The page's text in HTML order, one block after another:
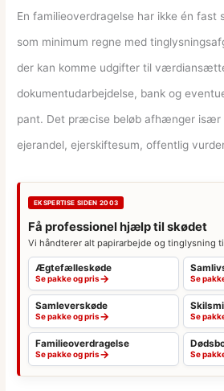
En familieoverdragelse har ikke én fast
som minimum regne med
der kan komme udgifter til
dokumentudarbejdelse, bank og
pant. Det præcise beløb afhænger især
ejerandel, ejerskiftesum, offentlig
EKSPERTISE SIDEN 2003
Få professionel hjælp til skødet
Vi håndterer alt papirarbejde og tinglysning
Ægtefælleskøde
Se pakke og pris→ Se
Samleverskøde
Se pakke og pris→ Se
Familieoverdragelse
Se pakke og pris→ Se